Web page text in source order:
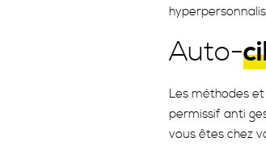
Auto-
Les méthodes
permissif anti
vous êtes chez